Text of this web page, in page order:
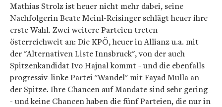
Mathias Strolz ist heuer nicht mehr dabei, seine
Nachfolgerin Beate Meinl-Reisinger schlägt heuer ihre
erste Wahl. Zwei weitere Parteien treten
österreichweit an: Die KPÖ, heuer in Allianz u.a. mit
der "Alternativen Liste Innsbruck", von der auch
Spitzenkandidat Ivo Hajnal kommt - und die ebenfalls
progressiv-linke Partei "Wandel" mit Fayad Mulla an
der Spitze. Ihre Chancen auf Mandate sind sehr gering
- und keine Chancen haben die fünf Parteien, die nur in